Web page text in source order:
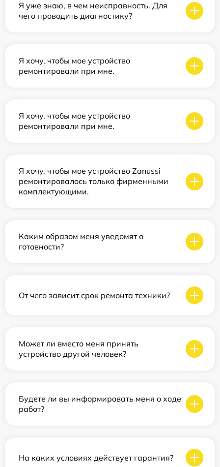
Я уже знаю, в чем неисправность. Для
чего проводить диагностику?
Я хочу, чтобы мое устройство
ремонтировали при мне.
Я хочу, чтобы мое устройство
ремонтировали при мне.
Я хочу, чтобы мое устройство Zanussi
ремонтировалось только фирменными
комплектующими.
Каким образом меня уведомят о
готовности?
От чего зависит срок ремонта техники?
Может ли вместо меня принять
устройство другой человек?
Будете ли вы информировать меня о ходе
работ?
На каких условиях действует гарантия?